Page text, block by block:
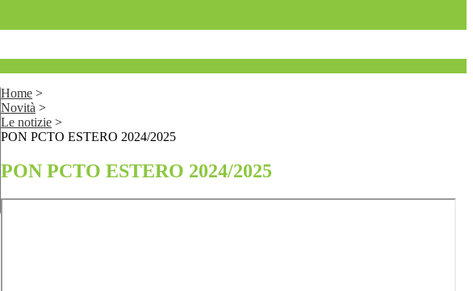
Home >
Novità >
Le notizie >
PON PCTO ESTERO 2024/2025
PON PCTO ESTERO 2024/2025